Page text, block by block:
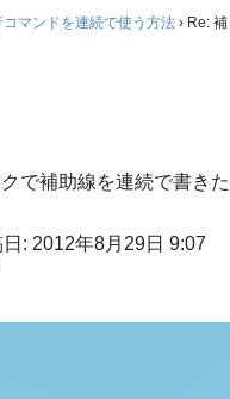
マンドを連続で使う方法 › Re: 補
で補助線を連続で書きた
: 2012年8月29日 9:07